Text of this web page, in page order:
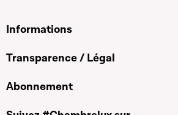
Informations
Transparence / Légal
Abonnement